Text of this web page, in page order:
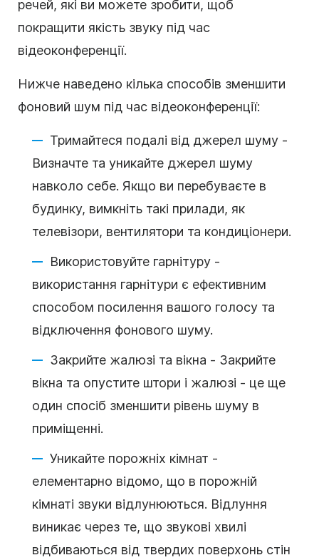
речей, які ви можете зробити, щоб
покращити якість звуку під час
відеоконференції.
Нижче наведено кілька способів зменшити
фоновий шум під час відеоконференції:
Тримайтеся подалі від джерел шуму -
Визначте та уникайте джерел шуму
навколо себе. Якщо ви перебуваєте в
будинку, вимкніть такі прилади, як
телевізори, вентилятори та кондиціонери.
Використовуйте гарнітуру -
використання гарнітури є ефективним
способом посилення вашого голосу та
відключення фонового шуму.
Закрийте жалюзі та вікна - Закрийте
вікна та опустите штори і жалюзі - це ще
один спосіб зменшити рівень шуму в
приміщенні.
Уникайте порожніх кімнат -
елементарно відомо, що в порожній
кімнаті звуки відлунюються. Відлуння
виникає через те, що звукові хвилі
відбиваються від твердих поверхонь стін